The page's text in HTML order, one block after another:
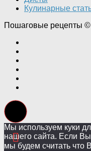
Кулинарные
Пошаговые рецепты
Мы используем куки
нашего сайта. Если Вы
мы будем считать что